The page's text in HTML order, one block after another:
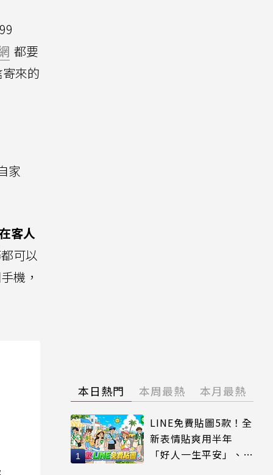
都要
來的
家
客人
可以
機，
本日熱門 本周最熱 本月最熱
LINE免費貼圖5款！全
新表情貼爽用半年
「好人一生平安」、